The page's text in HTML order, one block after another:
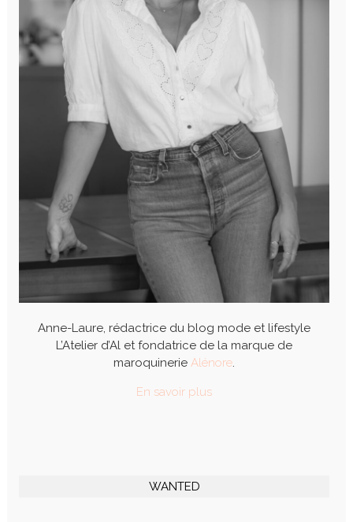
Anne-Laure, rédactrice du blog mode et lifestyle
L’Atelier d’Al et fondatrice de la marque de
maroquinerie Alénore.
En savoir plus
WANTED